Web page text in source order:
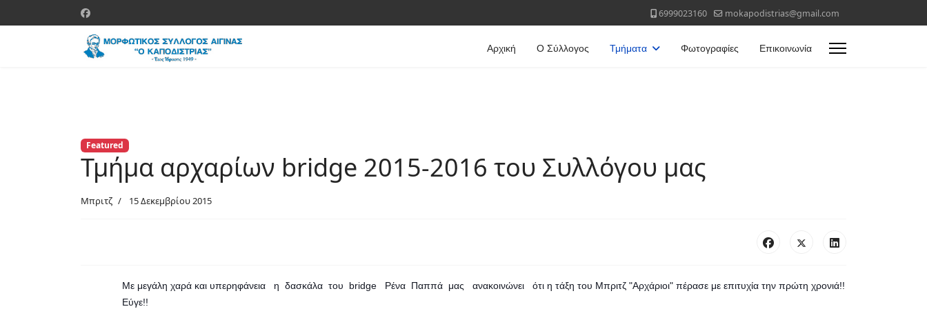
6999023160 mokapodistrias@gmail.com
Αρχική Ο Σύλλογος Τμήματα Φωτογραφίες Επικοινωνία
Featured
Τμήμα αρχαρίων bridge 2015-2016 του Συλλόγου μας
Μπριτζ 15 Δεκεμβρίου 2015
Με μεγάλη χαρά και υπερηφάνεια η δασκάλα του bridge Ρένα Παππά μας ανακοινώνει ότι η τάξη του Μπριτζ "Αρχάριοι" πέρασε με επιτυχία την πρώτη χρονιά!!
Εύγε!!